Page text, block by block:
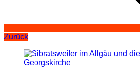
Zurück